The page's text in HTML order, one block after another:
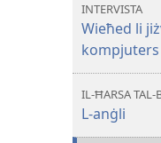
INTERVISTA
Wieħed li
IL-ĦARSA TAL-
L-anġli